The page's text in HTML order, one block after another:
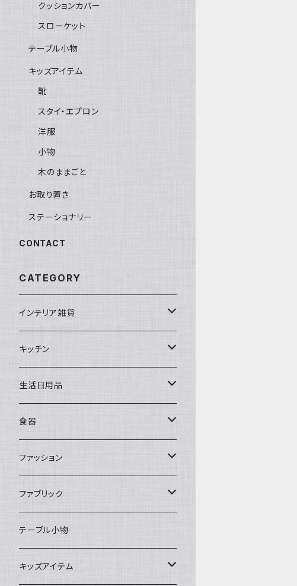
クッションカバー
スローケット
テーブル小物
キッズアイテム
靴
スタイ・エプロン
洋服
小物
木のままごと
お取り置き
ステーショナリー
CONTACT
CATEGORY
インテリア雑貨
置物・オブジェ
ミラー
ぬいぐるみ
時計
フラワーベース
ランプ
キッチン
水筒・マグ
カトラリー
食器
その他
生活日用品
タオル・ハンカチ
キッチンクロス
その他
食器
コップ・マグカップ
プレート
ボウル
お茶碗
ファッション
バッグ
エプロン
財布・ポーチ
ファブリック
タオル
クッションカバー
テーブル小物
キッズアイテム